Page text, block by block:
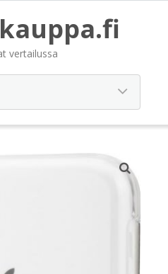
vertailussa